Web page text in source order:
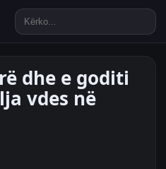
dhe e goditi
vdes në